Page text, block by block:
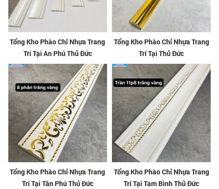
Tổng Kho Phào Chỉ Nhựa Trang
Trí Tại An Phú Thủ Đức
Tổng Kho Phào Chỉ Nhựa Trang
Trí Tại Thủ Đức
Tổng Kho Phào Chỉ Nhựa Trang
Trí Tại Tân Phú Thủ Đức
Tổng Kho Phào Chỉ Nhựa Trang
Trí Tại Tam Bình Thủ Đức